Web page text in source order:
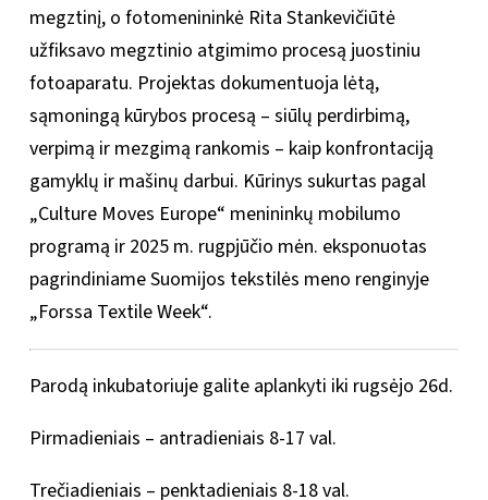
megztinį, o fotomenininkė Rita Stankevičiūtė
užfiksavo megztinio atgimimo procesą juostiniu
fotoaparatu. Projektas dokumentuoja lėtą,
sąmoningą kūrybos procesą – siūlų perdirbimą,
verpimą ir mezgimą rankomis – kaip konfrontaciją
gamyklų ir mašinų darbui. Kūrinys sukurtas pagal
„Culture Moves Europe“ menininkų mobilumo
programą ir 2025 m. rugpjūčio mėn. eksponuotas
pagrindiniame Suomijos tekstilės meno renginyje
„Forssa Textile Week“.
Parodą inkubatoriuje galite aplankyti iki rugsėjo 26d.
Pirmadieniais – antradieniais 8-17 val.
Trečiadieniais – penktadieniais 8-18 val.